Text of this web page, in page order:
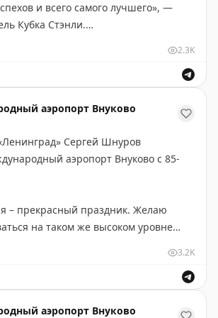
#СоветФедерации
и искренние подарки дают
радовать миллионы пассажиров - в том
и всего самого лучшего», —
Кубка Стэнли.
2.3K
аэропорт Внуково
Сергей Шнуров
аэропорт Внуково с 85-
– прекрасный праздник. Желаю
на таком же высоком уровне
3.2K
аэропорт Внуково